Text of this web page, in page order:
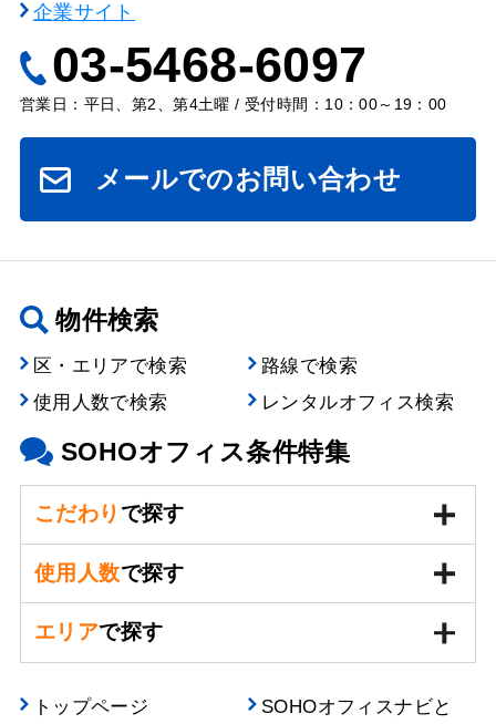
企業サイト
03-5468-6097
営業日：平日、第2、第4土曜 / 受付時間：10：00～19：00
メールでのお問い合わせ
物件検索
区・エリアで検索
路線で検索
使用人数で検索
レンタルオフィス検索
SOHOオフィス条件特集
こだわり で探す
使用人数で探す
エリアで探す
トップページ SOHOオフィスナビと